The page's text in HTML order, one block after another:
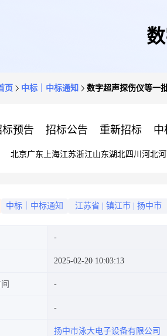
页 中标｜中标通知 数字超声探伤仪等一
标预告 招标公告 重新招标 中
北京广东 上海江苏浙江山东湖北四川 河北
中标｜中标通知 江苏省 镇江市 扬中市
2025-02-20 10:03:13
扬中市泳大电子设备有限公司